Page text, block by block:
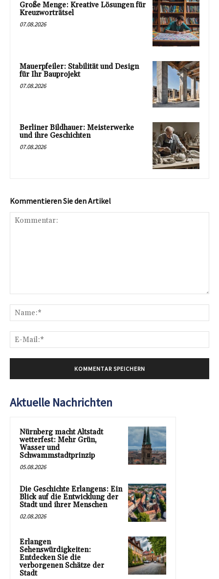
Große Menge: Kreative Lösungen für
Kreuzworträtsel
07.08.2026
Mauerpfeiler: Stabilität und Design
für Ihr Bauprojekt
07.08.2026
Berliner Bildhauer: Meisterwerke
und ihre Geschichten
07.08.2026
Kommentieren Sie den Artikel
Aktuelle Nachrichten
Nürnberg macht Altstadt
wetterfest: Mehr Grün,
Wasser und
Schwammstadtprinzip
05.08.2026
Die Geschichte Erlangens: Ein
Blick auf die Entwicklung der
Stadt und ihrer Menschen
02.08.2026
Erlangen
Sehenswürdigkeiten:
Entdecken Sie die
verborgenen Schätze der
Stadt